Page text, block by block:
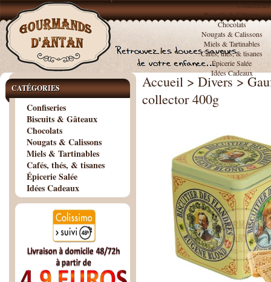
Confiseries
Biscuits & Gâteaux
Chocolats
Nougats & Calissons
Miels & Tartinables
Cafés, thés, & tisanes
Épicerie Salée
Idées Cadeaux
CATÉGORIES
Confiseries
Biscuits & Gâteaux
Chocolats
Nougats & Calissons
Miels & Tartinables
Cafés, thés, & tisanes
Épicerie Salée
Idées Cadeaux
Accueil > Divers >
collector 400g